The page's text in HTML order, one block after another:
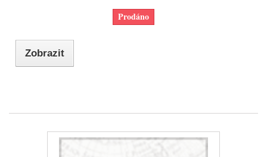
Prodáno
Zobrazit